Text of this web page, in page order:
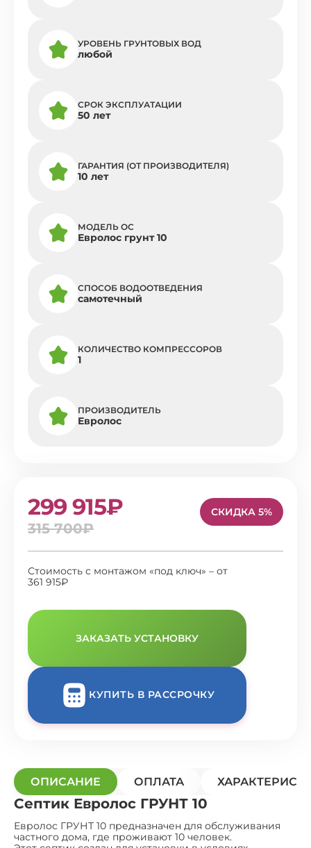
УРОВЕНЬ ГРУНТОВЫХ ВОД
любой
СРОК ЭКСПЛУАТАЦИИ
50 лет
ГАРАНТИЯ (ОТ ПРОИЗВОДИТЕЛЯ)
10 лет
МОДЕЛЬ ОС
Евролос грунт 10
СПОСОБ ВОДООТВЕДЕНИЯ
самотечный
КОЛИЧЕСТВО КОМПРЕССОРОВ
1
ПРОИЗВОДИТЕЛЬ
Евролос
299 915₽
315 700₽
СКИДКА 5%
Стоимость с монтажом «под ключ» – от
361 915₽
ЗАКАЗАТЬ УСТАНОВКУ
КУПИТЬ В РАССРОЧКУ
ОПИСАНИЕ ОПЛАТА
Септик Евролос ГРУНТ 10
Евролос ГРУНТ 10 предназначен для обслуживания
частного дома, где проживают 10 человек.